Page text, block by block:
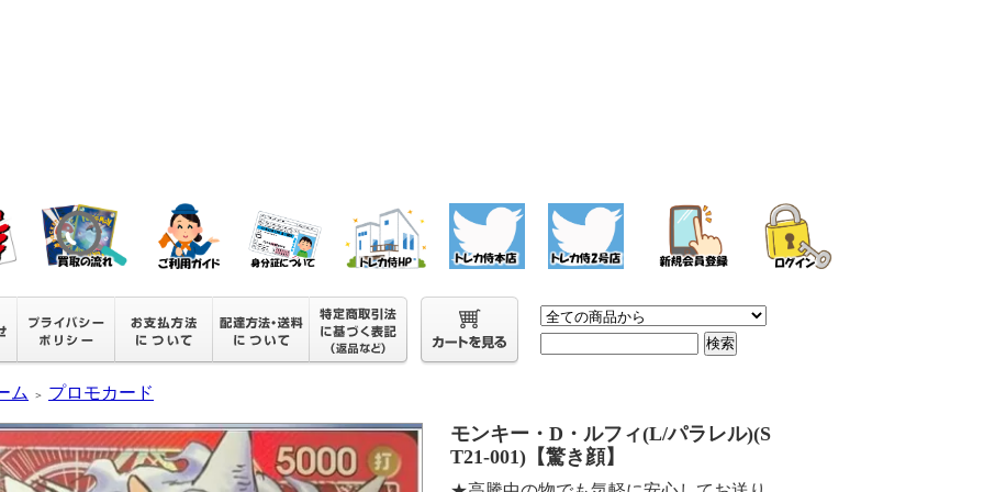
ム ＞ プロモカード
モンキー・D・ルフィ(L/パラレル)(S
T21-001)【驚き顔】